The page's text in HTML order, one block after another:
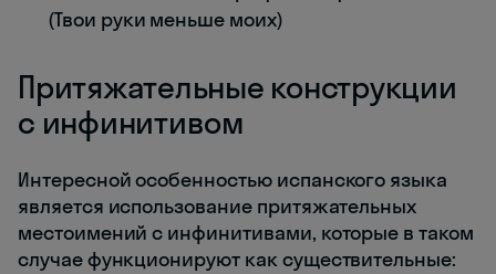
(Твои руки меньше моих)
Притяжательные конструкции
с инфинитивом
Интересной особенностью испанского языка
является использование притяжательных
местоимений с инфинитивами, которые в таком
случае функционируют как существительные: